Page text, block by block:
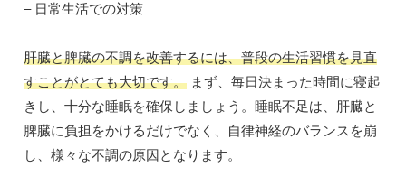
– 日常生活での対策
肝臓と脾臓の不調を改善するには、普段の生活習慣を見直
すことがとても大切です。 まず、毎日決まった時間に寝起
きし、十分な睡眠を確保しましょう。睡眠不足は、肝臓と
脾臓に負担をかけるだけでなく、自律神経のバランスを崩
し、様々な不調の原因となります。